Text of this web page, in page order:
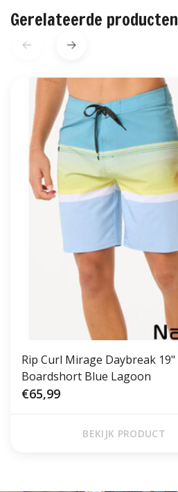
Gerelateerde producten
Rip Curl Mirage Daybreak 19"
Boardshort Blue Lagoon
€65,99
BEKIJK PRODUCT